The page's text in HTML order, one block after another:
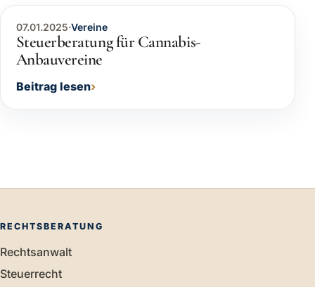
07.01.2025·Vereine
Steuerberatung für Cannabis-
Anbauvereine
Beitrag lesen
RECHTSBERATUNG
Rechtsanwalt
Steuerrecht